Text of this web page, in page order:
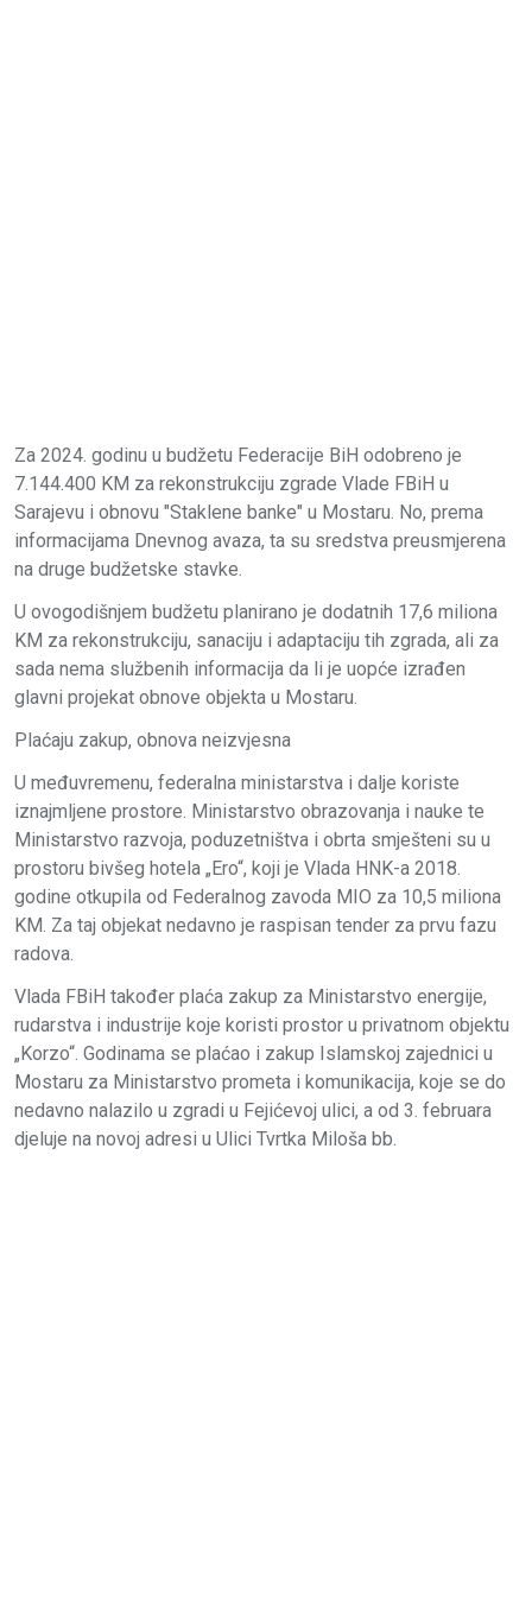
Za 2024. godinu u budžetu Federacije BiH odobreno je
7.144.400 KM za rekonstrukciju zgrade Vlade FBiH u
Sarajevu i obnovu "Staklene banke" u Mostaru. No, prema
informacijama Dnevnog avaza, ta su sredstva preusmjerena
na druge budžetske stavke.
U ovogodišnjem budžetu planirano je dodatnih 17,6 miliona
KM za rekonstrukciju, sanaciju i adaptaciju tih zgrada, ali za
sada nema službenih informacija da li je uopće izrađen
glavni projekat obnove objekta u Mostaru.
Plaćaju zakup, obnova neizvjesna
U međuvremenu, federalna ministarstva i dalje koriste
iznajmljene prostore. Ministarstvo obrazovanja i nauke te
Ministarstvo razvoja, poduzetništva i obrta smješteni su u
prostoru bivšeg hotela „Ero“, koji je Vlada HNK-a 2018.
godine otkupila od Federalnog zavoda MIO za 10,5 miliona
KM. Za taj objekat nedavno je raspisan tender za prvu fazu
radova.
Vlada FBiH također plaća zakup za Ministarstvo energije,
rudarstva i industrije koje koristi prostor u privatnom objektu
„Korzo“. Godinama se plaćao i zakup Islamskoj zajednici u
Mostaru za Ministarstvo prometa i komunikacija, koje se do
nedavno nalazilo u zgradi u Fejićevoj ulici, a od 3. februara
djeluje na novoj adresi u Ulici Tvrtka Miloša bb.